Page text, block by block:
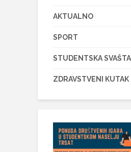
AKTUALNO
SPORT
STUDENTSKA
ZDRAVSTVENI KUTAK